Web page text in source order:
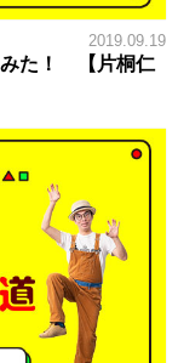
2019.09.19
みた！ 【片桐仁